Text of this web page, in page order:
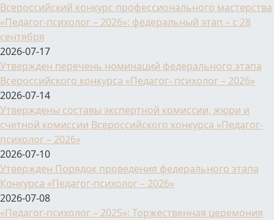
Всероссийский конкурс профессионального мастерства
«Педагог-психолог – 2026»: федеральный этап – с 28
сентября
2026-07-17
Утвержден перечень номинаций федерального этапа
Всероссийского конкурса «Педагог- психолог – 2026»
2026-07-14
Утверждены составы экспертной комиссии, жюри и
счетной комиссии Всероссийского конкурса «Педагог-
психолог – 2026»
2026-07-10
Утвержден Порядок проведения федерального этапа
Конкурса «Педагог-психолог – 2026»
2026-07-08
«Педагог-психолог – 2025»: Торжественная церемония